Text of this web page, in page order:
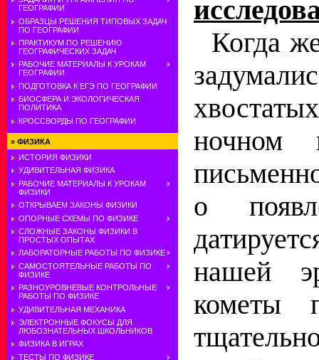
ГЕОГРАФИИ
ОБРАЗЦЫ РЕШЕНИЯ ТИПОВЫХ ЗАДАЧ
ПО ГЕОГРАФИИ
ПРАКТИКУМ ПО РЕШЕНИЮ
ГЕОГРАФИЧЕСКИХ ЗАДАЧ
РАБОЧИЕ МАТЕРИАЛЫ К УРОКАМ
ГЕОГРАФИИ
ПОДГОТОВКА К ЕГЭ ПО ГЕОГРАФИИ
БИОСФЕРА И ЭКОЛОГИЧЕСКАЯ
ПОЛИТИКА
КРОССВОРДЫ ПО ГЕОГРАФИИ
» ФИЗИКА
ИСТОРИЯ ФИЗИКИ
УДИВИТЕЛЬНАЯ ФИЗИКА
РАБОЧИЕ МАТЕРИАЛЫ К УРОКАМ
ФИЗИКИ
ОТКРЫВАЕМ ЗАКОНЫ ФИЗИКИ
ОПОРНЫЕ СХЕМЫ ПО ФИЗИКЕ
СЛОЖНЫЕ ЗАКОНЫ ФИЗИКИ В
ПРОСТЫХ ОПЫТАХ
ЛАБОРАТОРНЫЕ РАБОТЫ ПО ФИЗИКЕ
САМОСТОЯТЕЛЬНЫЕ РАБОТЫ ПО
ФИЗИКЕ
РАЗНОУРОВНЕВЫЕ КОНТРОЛЬНЫЕ
РАБОТЫ ПО ФИЗИКЕ
УДИВИТЕЛЬНАЯ МЕХАНИКА
ЭЛЕКТРОННЫЕ ФОКУСЫ ДЛЯ
ЛЮБОЗНАТЕЛЬНЫХ ШКОЛЬНИКОВ
ФИЗИКА В ИГРАХ
ТЕСТЫ ПО ФИЗИКЕ
Когда
ночном
о
нашей
кометы